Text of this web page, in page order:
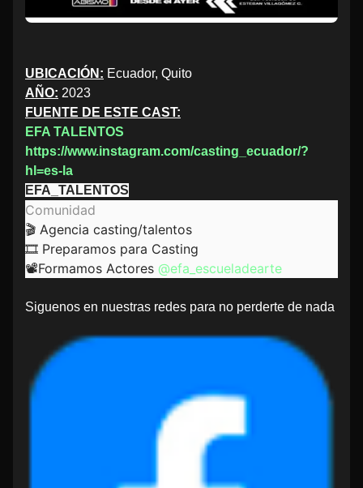
UBICACIÓN: Ecuador, Quito
AÑO: 2023
FUENTE DE ESTE CAST:
EFA TALENTOS
https://www.instagram.com/casting_ecuador/?
hl=es-la
EFA_TALENTOS
Comunidad
🎬 Agencia casting/talentos
🎞️ Preparamos para Casting
📽️Formamos Actores @efa_escueladearte
Siguenos en nuestras redes para no perderte de nada